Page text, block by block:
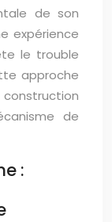
de son
expérience
le trouble
approche
de
: